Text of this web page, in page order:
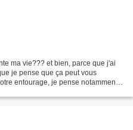
ma vie??? et bien, parce que j'ai
je pense que ça peut vous
entourage, je pense notamment à